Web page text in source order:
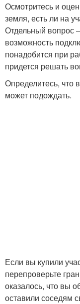
Осмотритесь и
земля, есть ли на
Отдельный вопрос
возможность
понадобится при
придется решать
Определитесь, что
может подождать.
Если вы купили
перепроверьте
оказалось, что вы
оставили соседям